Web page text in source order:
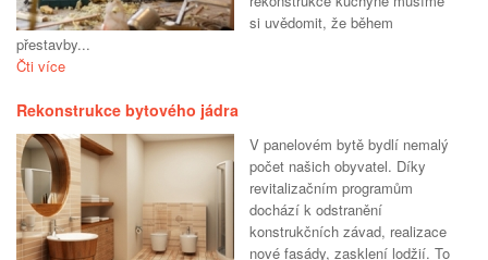
si uvědomit, že během
přestavby...
Čti více
Rekonstrukce bytového jádra
V panelovém bytě bydlí nemalý
počet našich obyvatel. Díky
revitalizačním programům
dochází k odstranění
konstrukčních závad, realizace
nové fasády, zasklení lodžií. To